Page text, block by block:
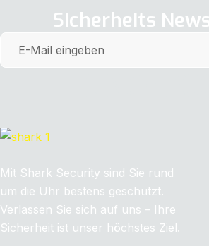
Sicherheits
Mit Shark Security sind Sie rund
um die Uhr bestens geschützt.
Verlassen Sie sich auf uns – Ihre
Sicherheit ist unser höchstes Ziel.